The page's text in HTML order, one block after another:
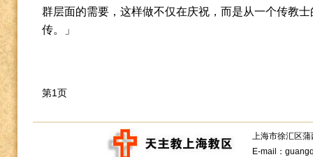
群层面的需要，这样做不仅在庆祝，而是从一个传教
传。」
第1页
上海市徐汇区
E-mail：